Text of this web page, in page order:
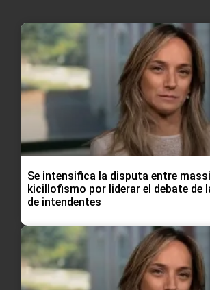
Se intensifica la disputa entre
kicillofismo por liderar el debate de
de intendentes